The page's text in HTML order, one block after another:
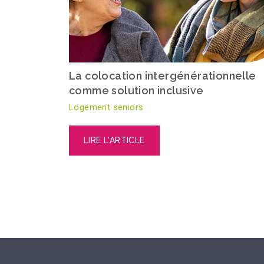
La colocation intergénérationnelle
comme solution inclusive
Logement seniors
LIRE L'ARTICLE